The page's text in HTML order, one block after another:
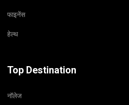
फाइनेंस
हेल्थ
Top Destination
नॉलेज